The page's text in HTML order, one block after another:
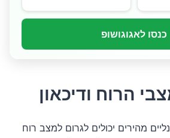
כנסו לאגוגושופ
הרוח ודיכאון
מהירים יכולים לגרום למצב רוח